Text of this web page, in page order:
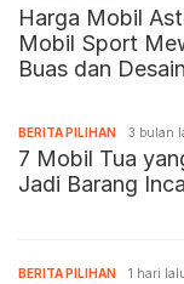
Harga Mobil
Mobil Sport
Buas dan
BERITA PILIHAN 3 bulan
7 Mobil Tua
Jadi Barang
BERITA PILIHAN 1 hari